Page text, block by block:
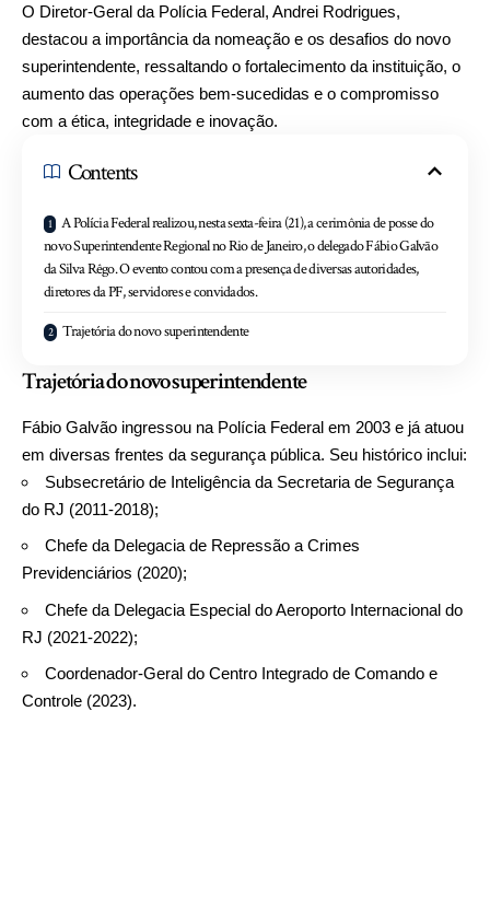
O Diretor-Geral da Polícia Federal, Andrei Rodrigues,
destacou a importância da nomeação e os desafios do novo
superintendente, ressaltando o fortalecimento da instituição, o
aumento das operações bem-sucedidas e o compromisso
com a ética, integridade e inovação.
Contents
A Polícia Federal realizou, nesta sexta-feira (21), a cerimônia de posse do
novo Superintendente Regional no Rio de Janeiro, o delegado Fábio Galvão
da Silva Rêgo. O evento contou com a presença de diversas autoridades,
diretores da PF, servidores e convidados.
Trajetória do novo superintendente
Trajetória do novo superintendente
Fábio Galvão ingressou na Polícia Federal em 2003 e já atuou
em diversas frentes da segurança pública. Seu histórico inclui:
Subsecretário de Inteligência da Secretaria de Segurança
do RJ (2011-2018);
Chefe da Delegacia de Repressão a Crimes
Previdenciários (2020);
Chefe da Delegacia Especial do Aeroporto Internacional do
RJ (2021-2022);
Coordenador-Geral do Centro Integrado de Comando e
Controle (2023).